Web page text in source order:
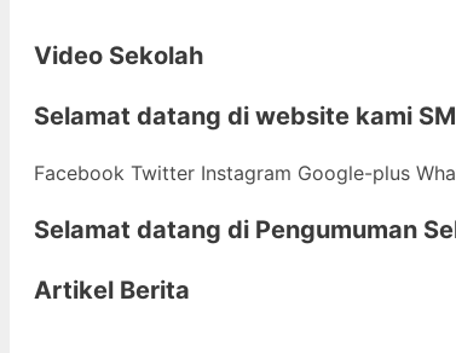
Video Sekolah
Selamat datang di website kami
Facebook Twitter Instagram Google-plus
Selamat datang di Pengumuman
Artikel Berita